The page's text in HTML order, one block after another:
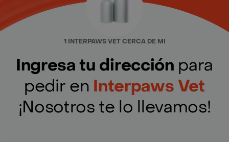
1 INTERPAWS VET CERCA DE MI
Ingresa tu dirección para
pedir en Interpaws Vet
¡Nosotros te lo llevamos!